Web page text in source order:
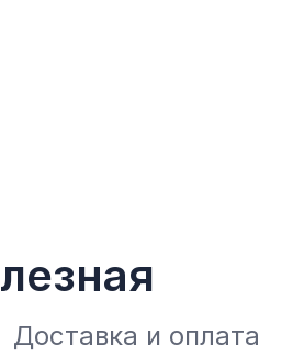
Доставка и оплата